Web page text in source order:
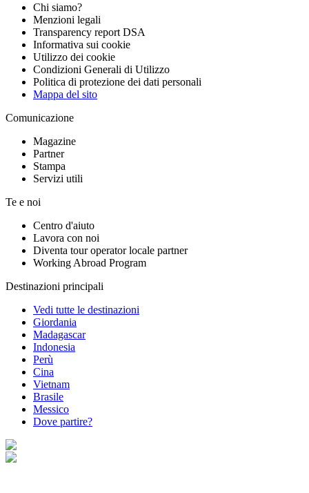
Chi siamo?
Menzioni legali
Transparency report DSA
Informativa sui cookie
Utilizzo dei cookie
Condizioni Generali di Utilizzo
Politica di protezione dei dati personali
Mappa del sito
Comunicazione
Magazine
Partner
Stampa
Servizi utili
Te e noi
Centro d'aiuto
Lavora con noi
Diventa tour operator locale partner
Working Abroad Program
Destinazioni principali
Vedi tutte le destinazioni
Giordania
Madagascar
Indonesia
Perù
Cina
Vietnam
Brasile
Messico
Dove partire?